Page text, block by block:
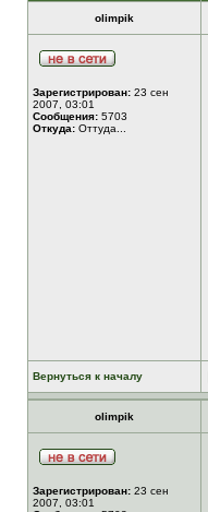
olimpik
Зарегистрирован: 23 сен
2007, 03:01
Сообщения: 5703
Откуда: Оттуда...
Вернуться к началу
olimpik
Зарегистрирован: 23 сен
2007, 03:01